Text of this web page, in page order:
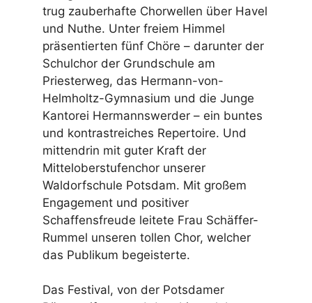
trug zauberhafte Chorwellen über Havel
und Nuthe. Unter freiem Himmel
präsentierten fünf Chöre – darunter der
Schulchor der Grundschule am
Priesterweg, das Hermann-von-
Helmholtz-Gymnasium und die Junge
Kantorei Hermannswerder – ein buntes
und kontrastreiches Repertoire. Und
mittendrin mit guter Kraft der
Mitteloberstufenchor unserer
Waldorfschule Potsdam. Mit großem
Engagement und positiver
Schaffensfreude leitete Frau Schäffer-
Rummel unseren tollen Chor, welcher
das Publikum begeisterte.
Das Festival, von der Potsdamer